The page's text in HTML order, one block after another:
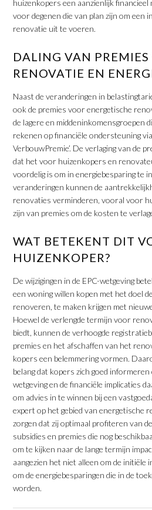
huizenkopers een aanzienlijk financieel
voor degenen die van plan zijn om een
renovatie uit te voeren.
DALING VAN PREMIES
RENOVATIE EN
Naast de veranderingen in
ook de premies voor energetische
de lagere en middeninkomensgroepen
rekenen op financiële ondersteuning
VerbouwPremie’. De verlaging van de
dat het voor huizenkopers en
voordelig is om in energiebesparing te
veranderingen kunnen de
renovaties verminderen, vooral voor
zijn van premies om de kosten te
WAT BETEKENT DIT
HUIZENKOPER?
De wijzigingen in de EPC-wetgeving
een woning willen kopen met het doel
renoveren, te maken krijgen met
Hoewel de verlengde termijn voor
biedt, kunnen de verhoogde
premies en het afschaffen van het
kopers een belemmering vormen.
belang dat kopers zich goed informeren
wetgeving en de financiële implicaties
om advies in te winnen bij een
expert op het gebied van energetische
zorgen dat zij optimaal profiteren van
subsidies en premies die nog
om te kijken naar de lange termijn
aangezien het niet alleen om de initiële
om de energiebesparingen die in de
worden.